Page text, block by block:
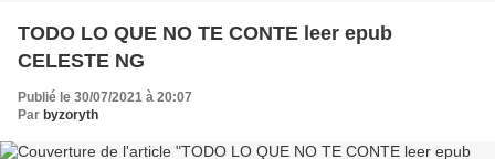
TODO LO QUE NO TE CONTE leer epub
CELESTE NG
Publié le 30/07/2021 à 20:07
Par byzoryth